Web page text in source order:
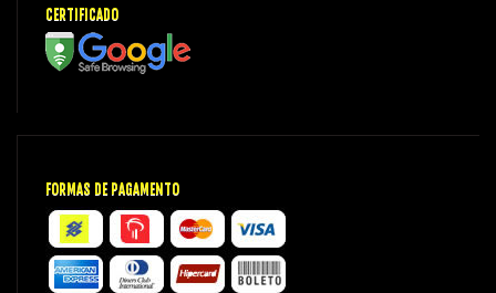
CERTIFICADO
FORMAS DE PAGAMENTO